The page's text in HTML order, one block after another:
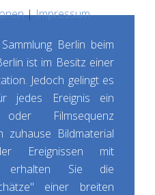
Berlin beim
ist im Besitz einer
Jedoch gelingt es
jedes Ereignis ein
Filmsequenz
Ereignissen mit
erhalten Sie die
einer breiten
|Impressum